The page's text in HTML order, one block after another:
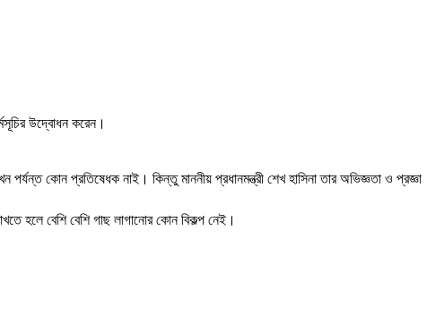
উদ্বোধন করেন।
পর্যন্ত কোন প্রতিষেধক নাই। কিন্তু মাননীয় প্রধানমন্ত্রী শেখ হাসিনা তার অভিজ্ঞতা ও প্রজ্ঞা
হলে বেশি বেশি গাছ লাগানোর কোন বিকল্প নেই।